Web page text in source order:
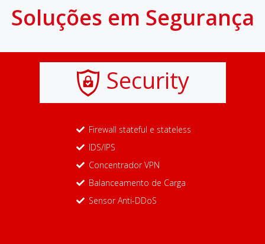
Soluções em Segurança
Security
Firewall stateful e stateless
IDS/IPS
Concentrador VPN
Balanceamento de Carga
Sensor Anti-DDoS